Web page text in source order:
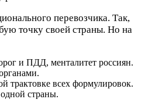
перевозчика. Так,
точку своей страны. Но на
и ПДД, менталитет россиян.
трактовке всех формулировок.
страны.